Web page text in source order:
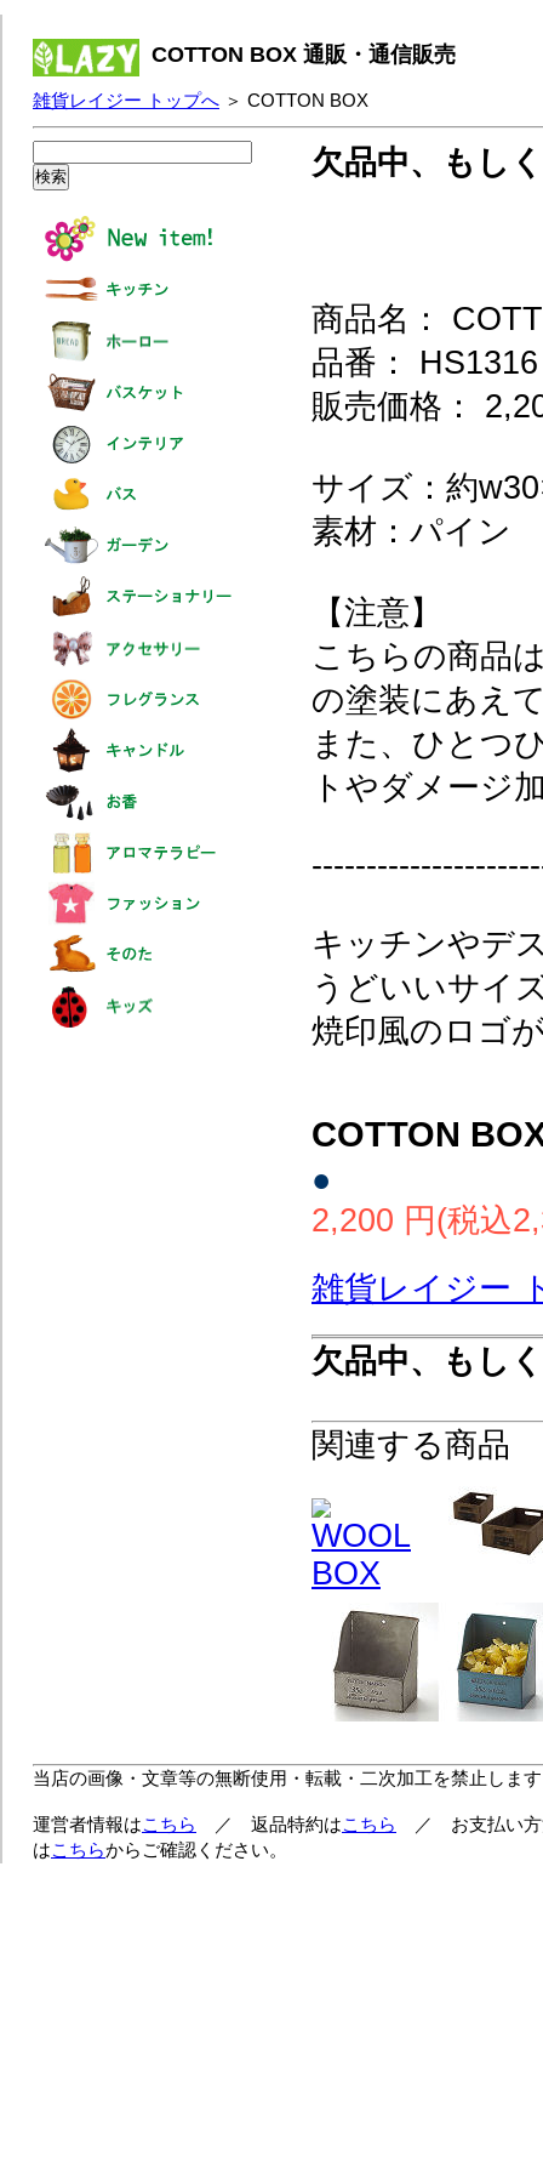
COTTON BOX 通販・通信販売
雑貨レイジー トップへ ＞ COTTON BOX
欠品中、もし
商品名：
品番： HS1316
販売価格：
サイズ：約
素材：パイン
【注意】
こちらの商品
の塗装にあえ
また、ひとつ
トやダメージ
キッチンやデ
うどいいサイ
焼印風のロゴ
COTTON
●
2,200 円(税込
雑貨レイジー
欠品中、もし
関連する商品
当店の画像・文章等の無断使用・転載・二次加工を禁止しま
運営者情報はこちら ／ 返品特約はこちら
／ お支払い方
はこちらからご確認ください。